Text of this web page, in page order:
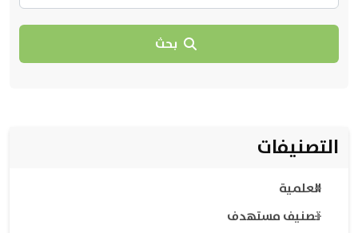
بحث
التصنيفات
العلمية
تصنيف مستهدف